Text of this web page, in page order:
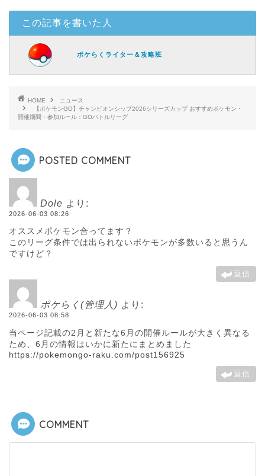
この記事を書いた人
ポケらくライター＆攻略班
HOME
ニュース
【ポケモンGO】チャンピオンシップ2026シリーズカップ おすすめポケモン・
開催期間・参加ルール：GOバトルリーグ
POSTED COMMENT
Dole より:
2026-06-03 08:26
オススメポケモン合ってます？
このリーグ条件では出られないポケモンが多数いると思うん
ですけど？
返信
ポケらく(管理人) より:
2026-06-03 08:58
当ページ記載の2月と新たな6月の開催ルールが大きく異なる
ため、6月の情報はいかに新たにまとめました
https://pokemongo-raku.com/post156925
返信
COMMENT